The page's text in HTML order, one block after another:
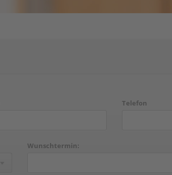
Telefon
Wunschtermin: